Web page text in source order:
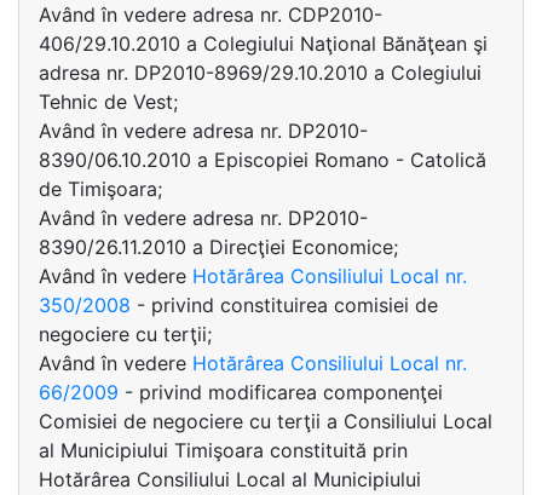
Având în vedere adresa nr. CDP2010-
406/29.10.2010 a Colegiului Naţional Bănăţean şi
adresa nr. DP2010-8969/29.10.2010 a Colegiului
Tehnic de Vest;
Având în vedere adresa nr. DP2010-
8390/06.10.2010 a Episcopiei Romano - Catolică
de Timişoara;
Având în vedere adresa nr. DP2010-
8390/26.11.2010 a Direcţiei Economice;
Având în vedere Hotărârea Consiliului Local nr.
350/2008 - privind constituirea comisiei de
negociere cu terţii;
Având în vedere Hotărârea Consiliului Local nr.
66/2009 - privind modificarea componenţei
Comisiei de negociere cu terţii a Consiliului Local
al Municipiului Timişoara constituită prin
Hotărârea Consiliului Local al Municipiului